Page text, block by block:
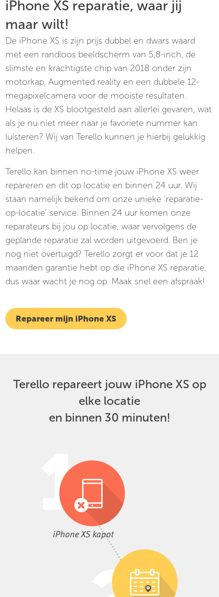
iPhone XS reparatie, waar jij
maar wilt!
De iPhone XS is zijn prijs dubbel en dwars waard
met een randloos beeldscherm van 5,8-inch, de
slimste en krachtigste chip van 2018 onder zijn
motorkap, Augmented reality en een dubbele 12-
megapixelcamera voor de mooiste resultaten.
Helaas is de XS blootgesteld aan allerlei gevaren, wat
als je nu niet meer naar je favoriete nummer kan
luisteren? Wij van Terello kunnen je hierbij gelukkig
helpen.
Terello kan binnen no-time jouw iPhone XS weer
repareren en dit op locatie en binnen 24 uur. Wij
staan namelijk bekend om onze unieke ‘reparatie-
op-locatie’ service. Binnen 24 uur komen onze
reparateurs bij jou op locatie, waar vervolgens de
geplande reparatie zal worden uitgevoerd. Ben je
nog niet overtuigd? Terello zorgt er voor dat je 12
maanden garantie hebt op die iPhone XS reparatie,
dus waar wacht je nog op. Maak snel een afspraak!
Repareer mijn iPhone XS
Terello repareert jouw iPhone XS op
elke locatie
en binnen 30 minuten!
iPhone XS kapot